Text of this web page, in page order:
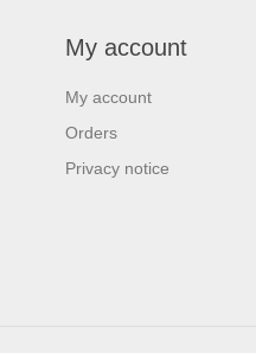
My account
My account
Orders
Privacy notice